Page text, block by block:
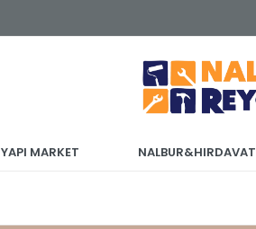
YAPI MARKET NALBUR&HIRDAVAT